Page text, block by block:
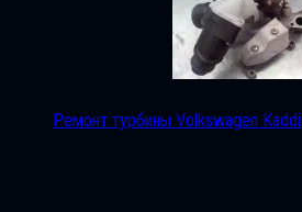
Ремонт турбины Volkswagen Kaddi